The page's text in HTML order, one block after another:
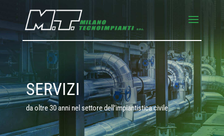
SERVIZI
da oltre 30 anni nel settore dell’impiantistica civile